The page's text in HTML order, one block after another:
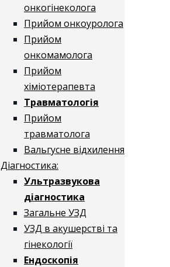
онкогінеколога
Прийом онкоуролога
Прийом
онкомамолога
Прийом
хіміотерапевта
Травматологія
Прийом
травматолога
Вальгусне відхилення
Діагностика:
Ультразвукова
діагностика
Загальне УЗД
УЗД в акушерстві та
гінекології
Ендоскопія